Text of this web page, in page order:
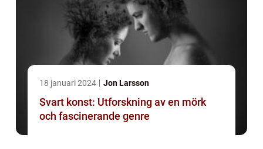
18 januari 2024 Jon Larsson
Svart konst: Utforskning av en mörk
och fascinerande genre